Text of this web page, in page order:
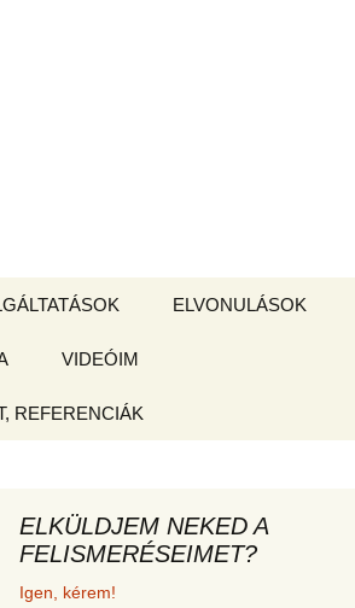
BOLT
ELVONULÁSOK
VIDEÓIM
REFERENCIÁK
az új
és
ELKÜLDJEM NEKED A
FELISMERÉSEIMET?
Igen, kérem!